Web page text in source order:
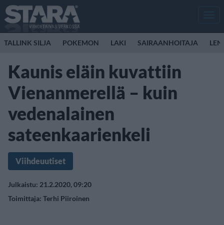
TALLINK SILJA POKEMON LAKI SAIRAANHOITAJA
Kaunis eläin kuvattiin
Vienanmerellä – kuin
vedenalainen
sateenkaarienkeli
Viihdeuutiset
Julkaistu: 21.2.2020, 09:20
Toimittaja: Terhi Piiroinen